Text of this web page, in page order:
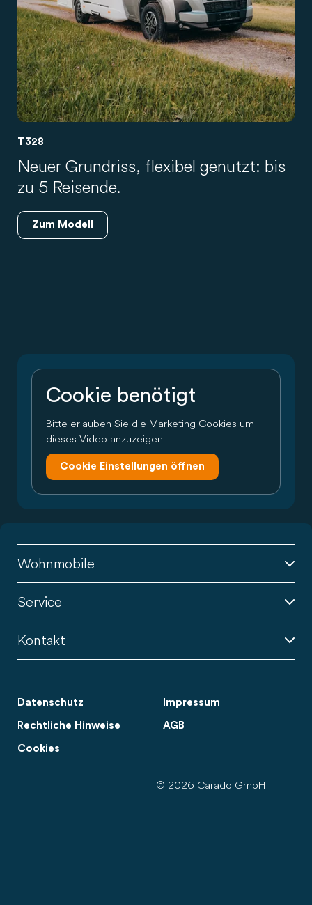
T328
Neuer Grundriss, flexibel genutzt: bis
zu 5 Reisende.
Zum Modell
Cookie benötigt
Bitte erlauben Sie die Marketing Cookies um
dieses Video anzuzeigen
Cookie Einstellungen öffnen
Wohnmobile
Service
Kontakt
Datenschutz Impressum
Rechtliche Hinweise AGB
Cookies
© 2026 Carado GmbH